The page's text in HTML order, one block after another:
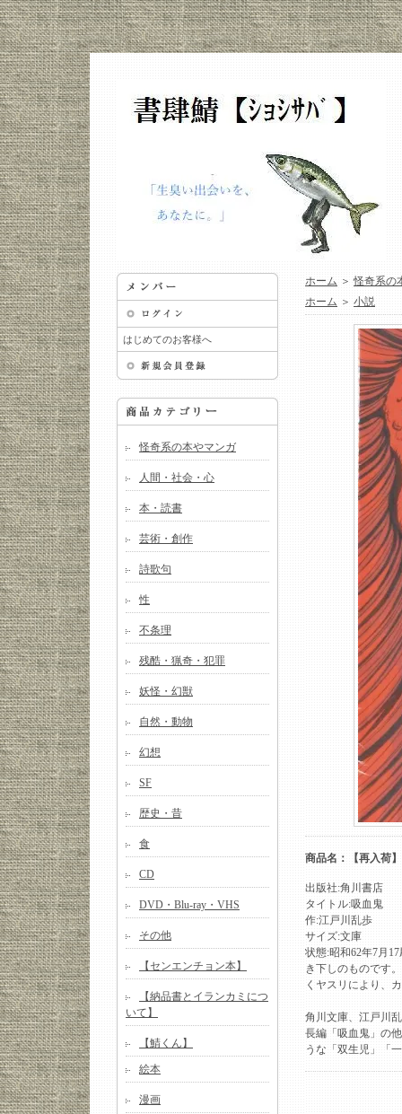
はじめてのお客様へ
怪奇系の本やマンガ
人間・社会・心
本・読書
芸術・創作
詩歌句
性
不条理
残酷・猟奇・犯罪
妖怪・幻獣
自然・動物
幻想
SF
歴史・昔
食
CD
DVD・Blu-ray・VHS
その他
【センエンチョン本】
【納品書とイランカミにつ
いて】
【鯖くん】
絵本
漫画
ホーム ＞ 怪奇系の
ホーム ＞ 小説
商品名：【再入荷
出版社:角川書店
タイトル:吸血鬼
作:江戸川乱歩
サイズ:文庫
状態:昭和62年7月
き下しのものです
くヤスリにより、
角川文庫、江戸川
長編「吸血鬼」の
うな「双生児」「